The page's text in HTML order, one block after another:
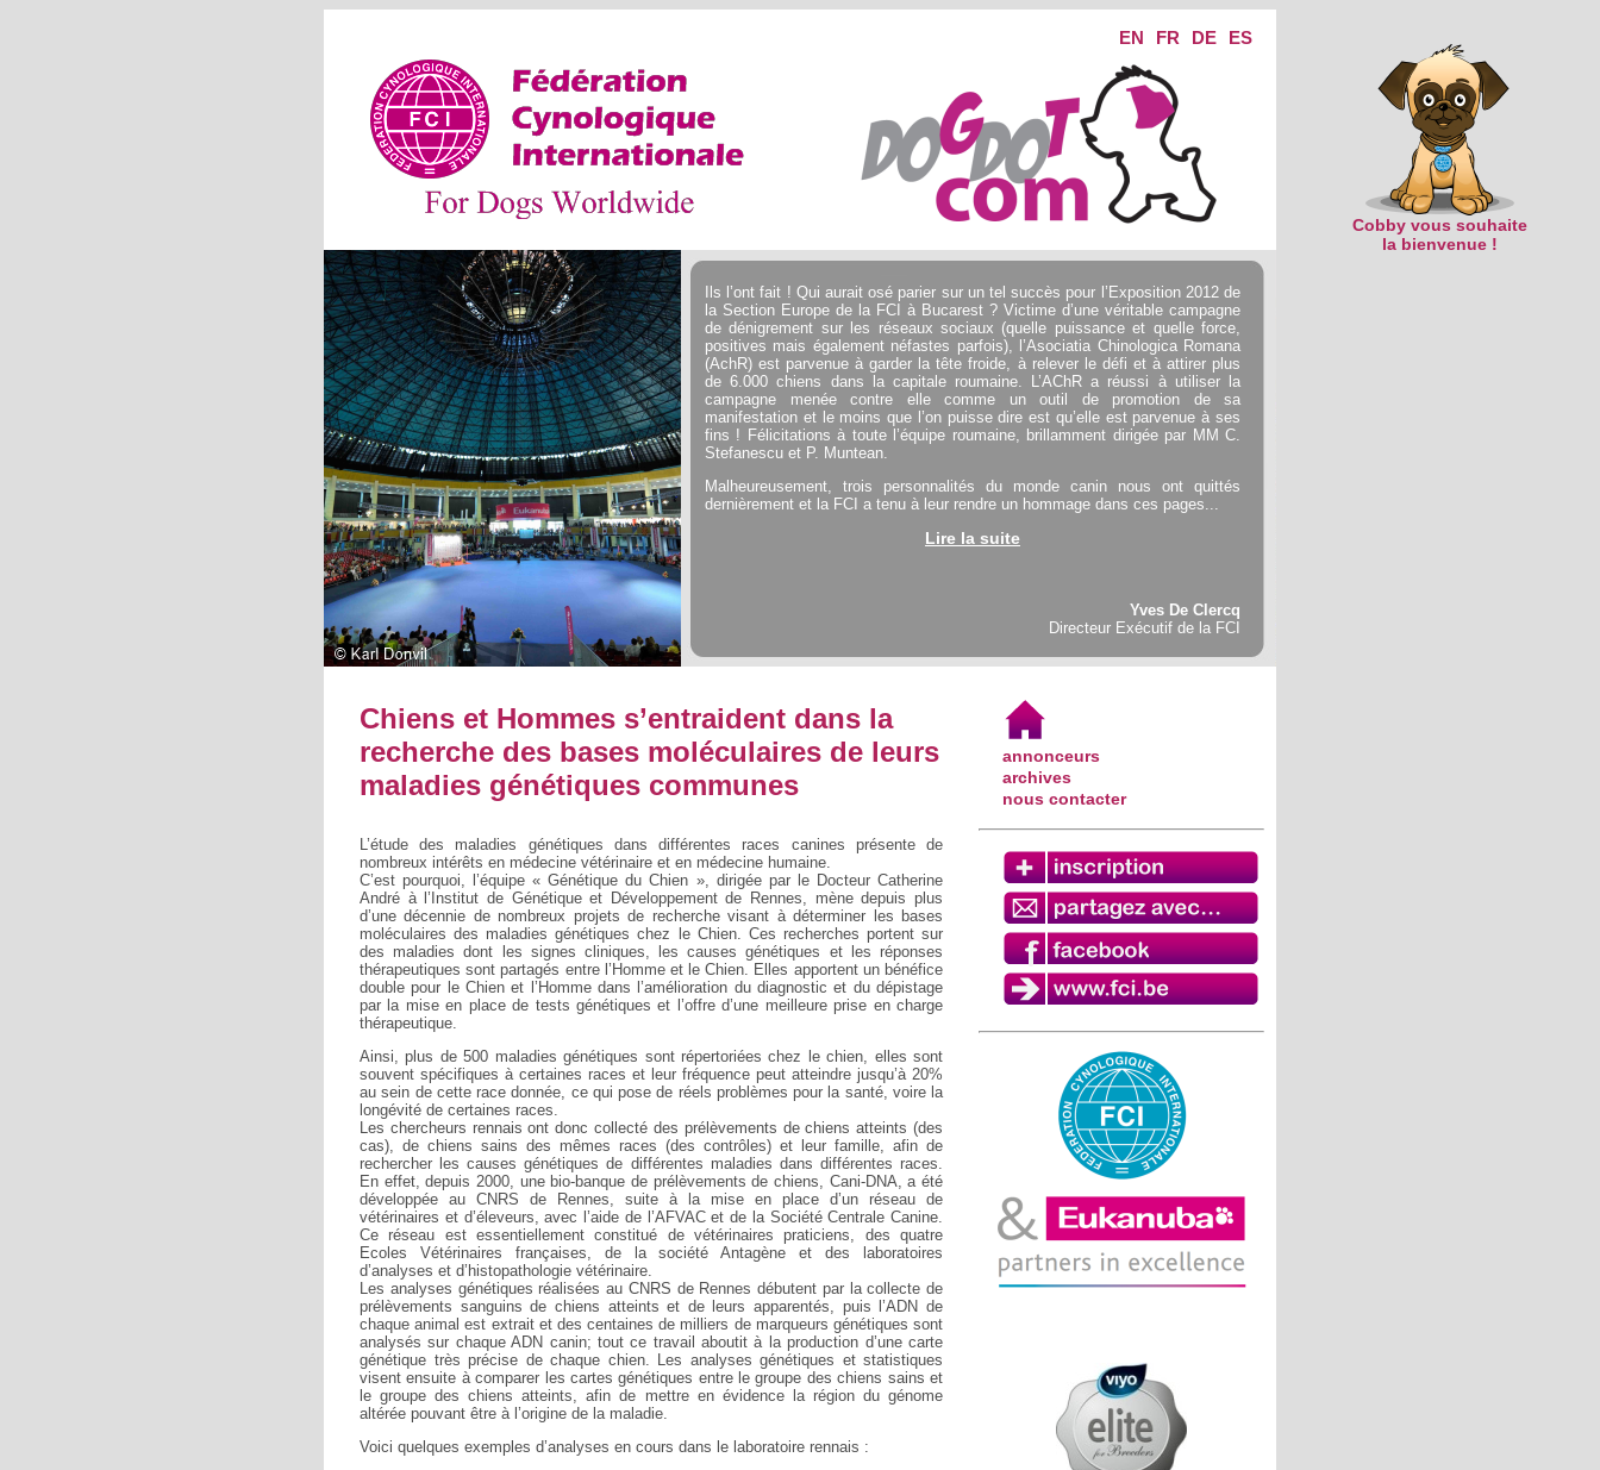
EN FR DE ES
Cobby vous souhaite
la bienvenue !
Ils l’ont fait ! Qui aurait osé parier sur un tel succès pour l’Exposition 2012 de
la Section Europe de la FCI à Bucarest ? Victime d’une véritable campagne
de dénigrement sur les réseaux sociaux (quelle puissance et quelle force,
positives mais également néfastes parfois), l’Asociatia Chinologica Romana
(AchR) est parvenue à garder la tête froide, à relever le défi et à attirer plus
de 6.000 chiens dans la capitale roumaine. L’AChR a réussi à utiliser la
campagne menée contre elle comme un outil de promotion de sa
manifestation et le moins que l’on puisse dire est qu’elle est parvenue à ses
fins ! Félicitations à toute l’équipe roumaine, brillamment dirigée par MM C.
Stefanescu et P. Muntean.
Malheureusement, trois personnalités du monde canin nous ont quittés
dernièrement et la FCI a tenu à leur rendre un hommage dans ces pages...
Lire la suite
Yves De Clercq
Directeur Exécutif de la FCI
Chiens et Hommes s’entraident dans la
recherche des bases moléculaires de leurs
maladies génétiques communes
L’étude des maladies génétiques dans différentes races canines présente de
nombreux intérêts en médecine vétérinaire et en médecine humaine.
C’est pourquoi, l’équipe « Génétique du Chien », dirigée par le Docteur Catherine
André à l’Institut de Génétique et Développement de Rennes, mène depuis plus
d’une décennie de nombreux projets de recherche visant à déterminer les bases
moléculaires des maladies génétiques chez le Chien. Ces recherches portent sur
des maladies dont les signes cliniques, les causes génétiques et les réponses
thérapeutiques sont partagés entre l’Homme et le Chien. Elles apportent un bénéfice
double pour le Chien et l’Homme dans l’amélioration du diagnostic et du dépistage
par la mise en place de tests génétiques et l’offre d’une meilleure prise en charge
thérapeutique.
Ainsi, plus de 500 maladies génétiques sont répertoriées chez le chien, elles sont
souvent spécifiques à certaines races et leur fréquence peut atteindre jusqu’à 20%
au sein de cette race donnée, ce qui pose de réels problèmes pour la santé, voire la
longévité de certaines races.
Les chercheurs rennais ont donc collecté des prélèvements de chiens atteints (des
cas), de chiens sains des mêmes races (des contrôles) et leur famille, afin de
rechercher les causes génétiques de différentes maladies dans différentes races.
En effet, depuis 2000, une bio-banque de prélèvements de chiens, Cani-DNA, a été
développée au CNRS de Rennes, suite à la mise en place d’un réseau de
vétérinaires et d’éleveurs, avec l’aide de l’AFVAC et de la Société Centrale Canine.
Ce réseau est essentiellement constitué de vétérinaires praticiens, des quatre
Ecoles Vétérinaires françaises, de la société Antagène et des laboratoires
d’analyses et d’histopathologie vétérinaire.
Les analyses génétiques réalisées au CNRS de Rennes débutent par la collecte de
prélèvements sanguins de chiens atteints et de leurs apparentés, puis l’ADN de
chaque animal est extrait et des centaines de milliers de marqueurs génétiques sont
analysés sur chaque ADN canin; tout ce travail aboutit à la production d’une carte
génétique très précise de chaque chien. Les analyses génétiques et statistiques
visent ensuite à comparer les cartes génétiques entre le groupe des chiens sains et
le groupe des chiens atteints, afin de mettre en évidence la région du génome
altérée pouvant être à l’origine de la maladie.
Voici quelques exemples d’analyses en cours dans le laboratoire rennais :
annonceurs
archives
nous contacter